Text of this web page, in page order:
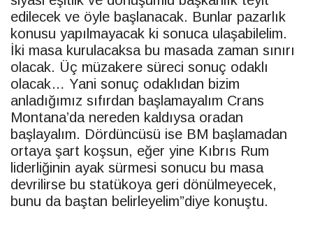
edilecek ve öyle başlanacak. Bunlar pazarlık
konusu yapılmayacak ki sonuca ulaşabilelim.
İki masa kurulacaksa bu masada zaman sınırı
olacak. Üç müzakere süreci sonuç odaklı
olacak… Yani sonuç odaklıdan bizim
anladığımız sıfırdan başlamayalım Crans
Montana’da nereden kaldıysa oradan
başlayalım. Dördüncüsü ise BM başlamadan
ortaya şart koşsun, eğer yine Kıbrıs Rum
liderliğinin ayak sürmesi sonucu bu masa
devrilirse bu statükoya geri dönülmeyecek,
bunu da baştan belirleyelim”diye konuştu.